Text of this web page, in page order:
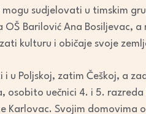
sudjelovati u timskim
Barilović Ana Bosiljevac, a
kulturu i običaje svoje
u Poljskoj, zatim Češkoj, a
uečnici 4. i 5. razreda
Karlovac. Svojim domovima